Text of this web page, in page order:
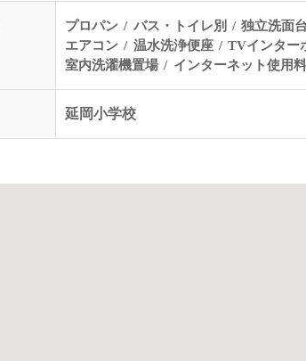
プロパン バス・トイレ別
独立洗面台
エアコン
温水洗浄便座
TVインター
室内洗濯機置場
インターネット使用
延岡小学校